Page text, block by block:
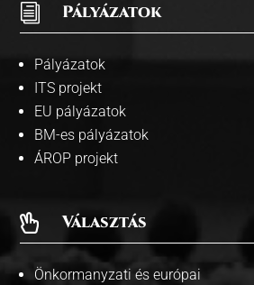
i Pályázatok
Pályázatok
ITS projekt
EU pályázatok
BM-es pályázatok
ÁROP projekt
 Választás
Önkormanyzati és európai